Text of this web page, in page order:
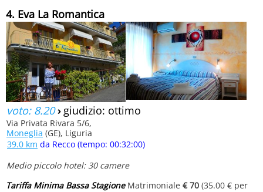
4. Eva La Romantica
voto: 8.20› giudizio: ottimo
Via Privata Rivara 5/6,
Moneglia (GE), Liguria
39.0 km da Recco (tempo: 00:32:00)
Medio piccolo hotel: 30 camere
Tariffa Minima Bassa StagioneMatrimoniale € 70 (35.00 € per